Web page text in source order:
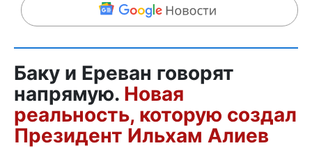
Баку и Ереван говорят
напрямую. Новая
реальность, которую создал
Президент Ильхам Алиев